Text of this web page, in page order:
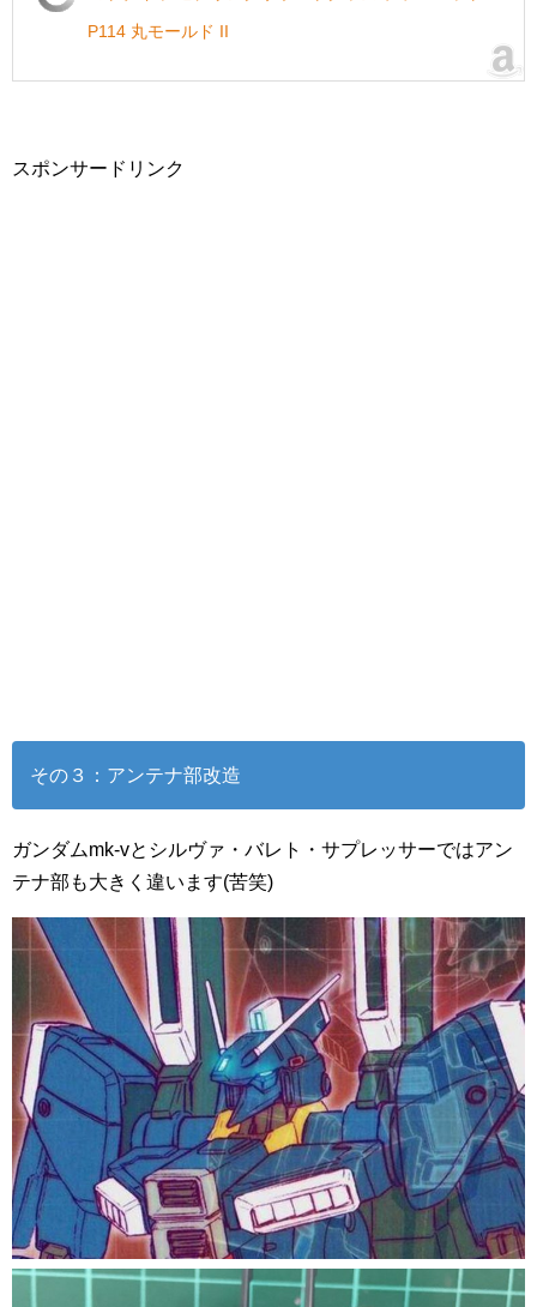
P114 丸モールド II
スポンサードリンク
その３：アンテナ部改造
ガンダムmk-vとシルヴァ・バレト・サプレッサーではアン
テナ部も大きく違います(苦笑)